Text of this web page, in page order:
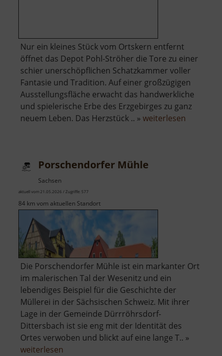
Nur ein kleines Stück vom Ortskern entfernt
öffnet das Depot Pohl-Ströher die Tore zu einer
schier unerschöpflichen Schatzkammer voller
Fantasie und Tradition. Auf einer großzügigen
Ausstellungsfläche erwacht das handwerkliche
und spielerische Erbe des Erzgebirges zu ganz
neuem Leben. Das Herzstück .. » weiterlesen
Porschendorfer Mühle
Sachsen
aktuell vom 21.05.2026 / Zugriffe: 577
84 km vom aktuellen Standort
Die Porschendorfer Mühle ist ein markanter Ort
im malerischen Tal der Wesenitz und ein
lebendiges Beispiel für die Geschichte der
Müllerei in der Sächsischen Schweiz. Mit ihrer
Lage in der Gemeinde Dürrröhrsdorf-
Dittersbach ist sie eng mit der Identität des
Ortes verwoben und blickt auf eine lange T.. »
weiterlesen